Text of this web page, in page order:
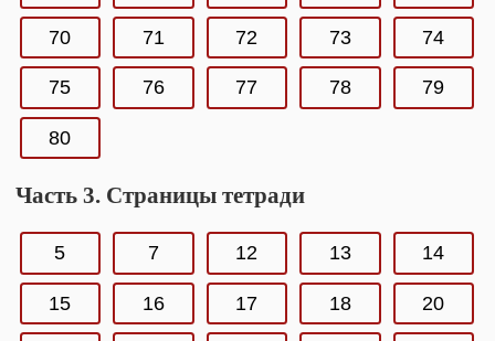
70 71 72 73 74
75 76 77 78 79
80
Часть 3. Страницы тетради
5 7 12 13 14
15 16 17 18 20